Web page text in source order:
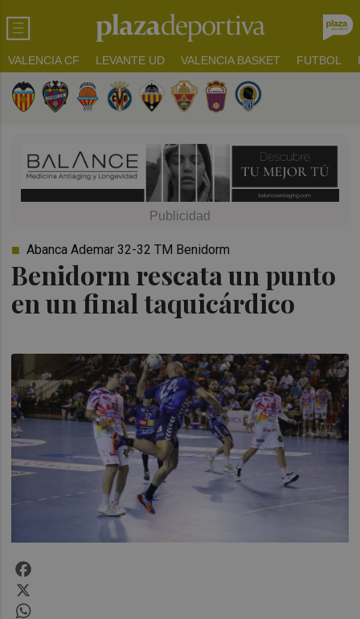
VALENCIA CF LEVANTE UD VALENCIA BASKET FUTBOL
Benidorm rescata un punto
en un final taquicárdico
Abanca Ademar 32-32 TM Benidorm